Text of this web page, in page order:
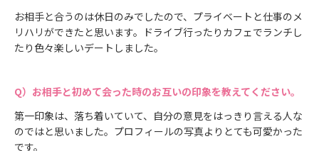
お相手と合うのは休日のみでしたので、プライベートと仕事のメ
リハリができたと思います。ドライブ行ったりカフェでランチし
たり色々楽しいデートしました。
お相手と初めて会った時のお互いの印象を教えてください。
第一印象は、落ち着いていて、自分の意見をはっきり言える人な
のではと思いました。プロフィールの写真よりとても可愛かった
です。